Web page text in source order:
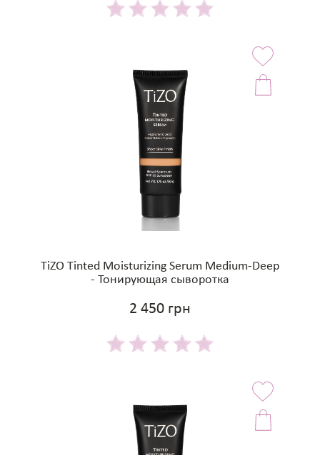
TiZO Tinted Moisturizing Serum Medium-Deep
- Тонирующая сыворотка
2 450 грн